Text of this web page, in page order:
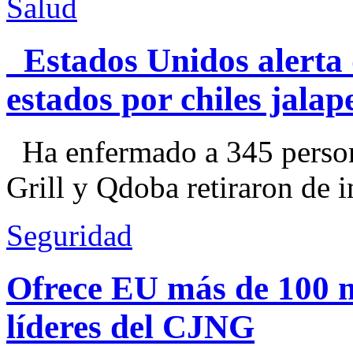
Salud
Estados Unidos alerta
estados por chiles
Ha enfermado a 345
Grill y Qdoba retiraron de
Seguridad
Ofrece EU más de 100
líderes del CJNG